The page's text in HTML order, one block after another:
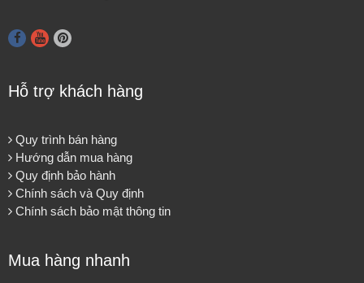
Hỗ trợ khách hàng
Quy trình bán hàng
Hướng dẫn mua hàng
Quy định bảo hành
Chính sách và Quy định
Chính sách bảo mật thông tin
Mua hàng nhanh